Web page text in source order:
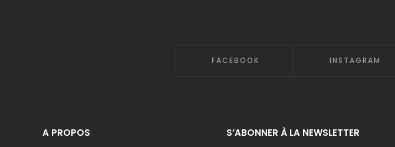
FACEBOOK INSTAGRAM
A PROPOS S’ABONNER À LA NEWSLETTER